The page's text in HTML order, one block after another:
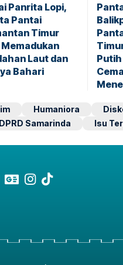
Panrita Lopi,
Pantai
Timur
Laut dan
Bahari
Humaniora
DPRD Samarinda Isu